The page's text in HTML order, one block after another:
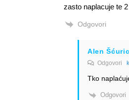
zasto naplacuje te
Odgovori
Alen Šćuric
Odgovori
Tko
Odgovori